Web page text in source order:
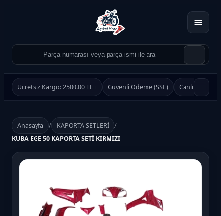
Ücretsiz Kargo: 2500.00 TL+ Güvenli Ödeme (SSL) Canlı Destek
Ürün Ara
Anasayfa / KAPORTA SETLERİ
/
KUBA EGE 50 KAPORTA SETİ KIRMIZI